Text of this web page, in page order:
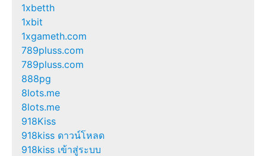
1xbetth
1xbit
1xgameth.com
789pluss.com
789pluss.com
888pg
8lots.me
8lots.me
918Kiss
918kiss ดาวน์โหลด
918kiss เข้าสู่ระบบ